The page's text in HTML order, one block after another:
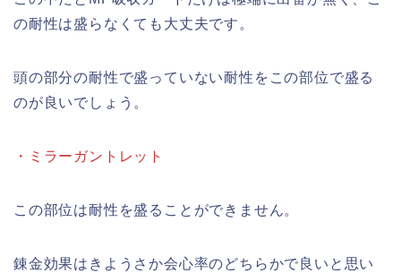
の耐性は盛らなくても大丈夫です。
頭の部分の耐性で盛っていない耐性をこの部位で盛る
のが良いでしょう。
・ミラーガントレット
この部位は耐性を盛ることができません。
錬金効果はきようさか会心率のどちらかで良いと思い